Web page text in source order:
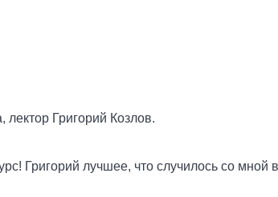
Григорий Козлов.
Григорий лучшее, что случилось со мной